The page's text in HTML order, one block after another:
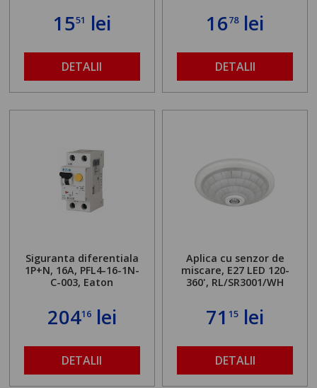
1551 lei
DETALII
1678lei
DETALII
Siguranta diferentiala
1P+N, 16A, PFL4-16-1N-
C-003, Eaton
20416lei
DETALII
Aplica cu senzor de
miscare, E27 LED 120-
360', RL/SR3001/WH
7115 lei
DETALII